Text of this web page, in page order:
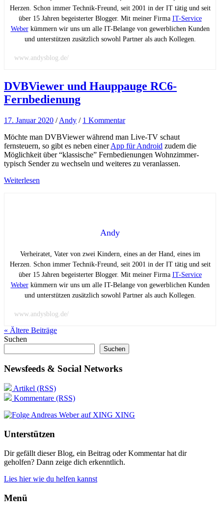
Herzen. Schon immer Technik-Freund, seit 2001 in der IT tätig und seit
über 15 Jahren begeisterter Blogger. Mit meiner Firma IT-Service
Weberkümmern wir uns um alle IT-Belange von gewerblichen Kunden
und unterstützen zusätzlich sowohl Partner als auch Kollegen.
www.andysblog.de/
DVBViewer und Hauppauge RC6-
Fernbedienung
17. Januar 2020 /Andy / 1 Kommentar
Möchte man DVBViewer während man Live-TV schaut
fernsteuern, so gibt es neben einerApp für Android zudem die
Möglichkeit über “klassische” Fernbedienungen Wohnzimmer-
typisch Sender zu wechseln und weiteres zu veranlassen.
Weiterlesen
Andy
Verheiratet, Vater von zwei Kindern, eines an der Hand, eines im
Herzen. Schon immer Technik-Freund, seit 2001 in der IT tätig und seit
über 15 Jahren begeisterter Blogger. Mit meiner Firma IT-Service
Weberkümmern wir uns um alle IT-Belange von gewerblichen Kunden
und unterstützen zusätzlich sowohl Partner als auch Kollegen.
www.andysblog.de/
« Ältere Beiträge
Suchen
Suchen
Newsfeeds & Social Networks
Artikel (RSS)
Kommentare (RSS)
XING
Unterstützen
Dir gefällt dieser Blog, ein Beitrag oder Kommentar hat dir
geholfen? Dann zeige dich erkenntlich.
Lies hier wie du helfen kannst
Menü